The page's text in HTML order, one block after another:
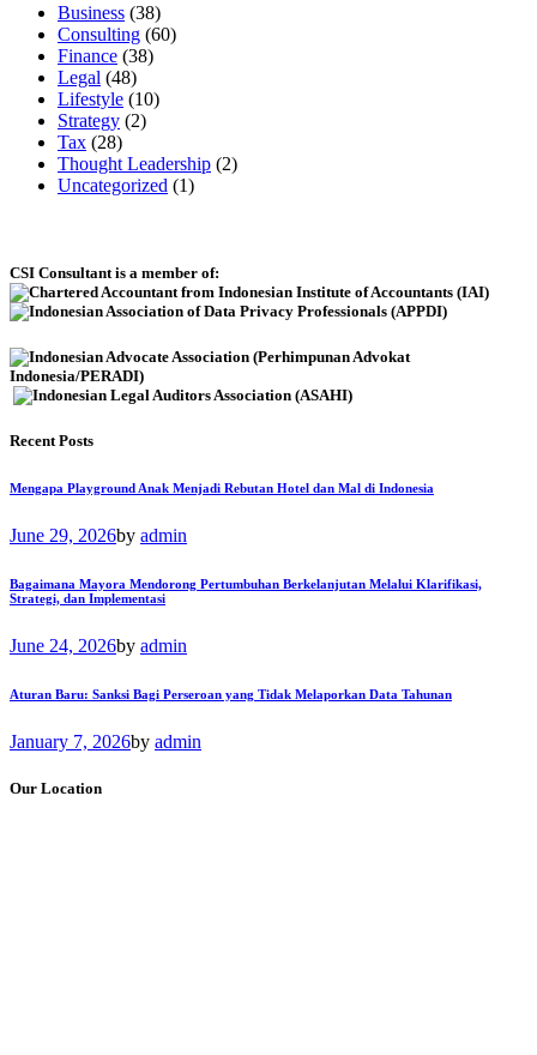
Business (38)
Consulting (60)
Finance (38)
Legal (48)
Lifestyle (10)
Strategy (2)
Tax (28)
Thought Leadership (2)
Uncategorized (1)
CSI Consultant is a member of:
Recent Posts
Mengapa Playground Anak Menjadi Rebutan Hotel dan Mal di Indonesia
June 29, 2026by admin
Bagaimana Mayora Mendorong Pertumbuhan Berkelanjutan Melalui Klarifikasi,
Strategi, dan Implementasi
June 24, 2026by admin
Aturan Baru: Sanksi Bagi Perseroan yang Tidak Melaporkan Data Tahunan
January 7, 2026by admin
Our Location